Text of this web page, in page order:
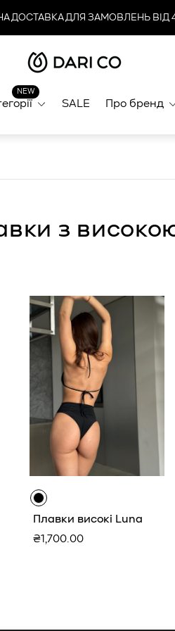
ДОСТАВКА ДЛЯ ЗАМОВЛЕНЬ ВІД
Логотип
магазину"
NEW
SALE Про бренд
з
Плавки високі Luna
Звичайна
₴1,700.00